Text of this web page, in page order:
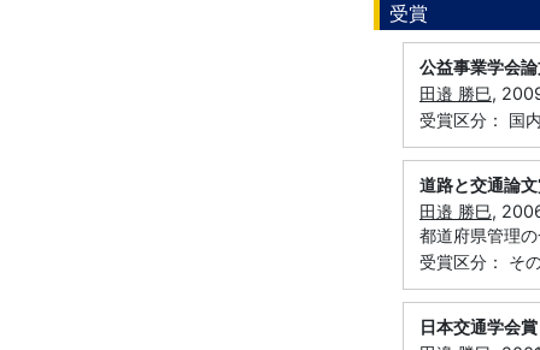
受賞
公益事業学会
田邉 勝巳,
受賞区分： 国
道路と交通論
田邉 勝巳,
都道府県管理
受賞区分： そ
日本交通学会